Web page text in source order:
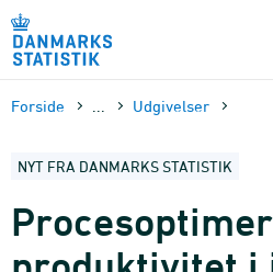
sidens
Forside Udgivelser
NYT FRA DANMARKS STATISTIK